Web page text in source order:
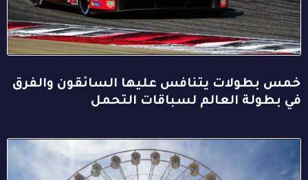
خمس بطولات يتنافس عليها السائقون والفرق
في بطولة العالم لسباقات التحمل